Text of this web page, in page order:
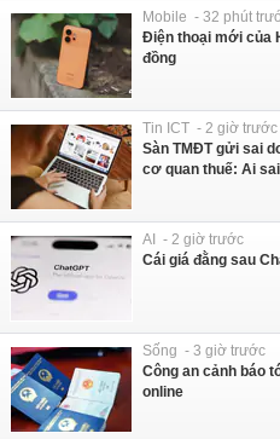
Mobile - 32 phút
Điện thoại mới của
đồng
Tin ICT - 2 giờ trước
Sàn TMĐT gửi sai
cơ quan thuế: Ai
AI - 2 giờ trước
Cái giá đằng sau
Sống - 3 giờ trước
Công an cảnh báo
online